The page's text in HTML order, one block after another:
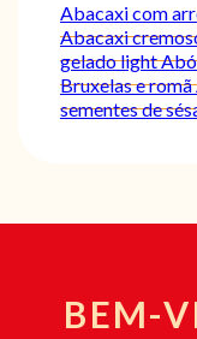
Abacaxi com
Abacaxi
gelado light
Bruxelas e romã
sementes de
BEM-